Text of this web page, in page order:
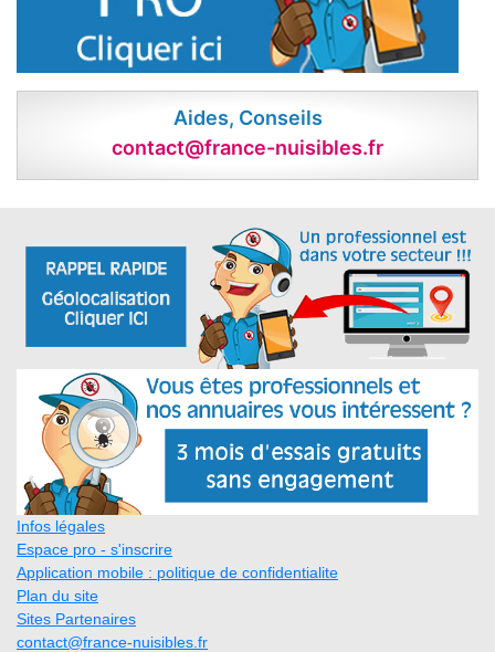
Aides, Conseils
contact@france-nuisibles.fr
Infos légales
Espace pro - s'inscrire
Application mobile : politique de confidentialite
Plan du site
Sites Partenaires
contact@france-nuisibles.fr